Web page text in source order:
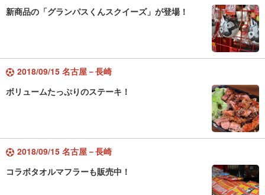
新商品の「グランパスくんスクイーズ」が登場！
2018/09/15 名古屋－長崎
ボリュームたっぷりのステーキ！
2018/09/15 名古屋－長崎
コラボタオルマフラーも販売中！